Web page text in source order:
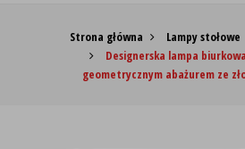
Strona główna Lampy stołowe
Designerska lampa biurkowa
geometrycznym abażurem ze